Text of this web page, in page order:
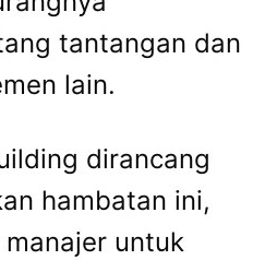
tantangan dan
lain.
dirancang
hambatan ini,
untuk